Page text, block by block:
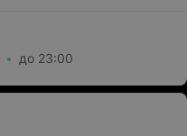
до 23:00